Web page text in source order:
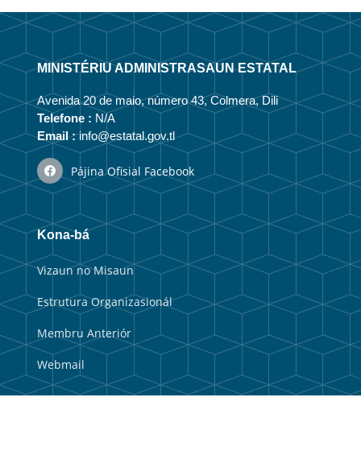
MINISTÉRIU ADMINISTRASAUN ESTATAL
Avenida 20 de maio, número 43, Colmera, Dili
Telefone : N/A
Email :info@estatal.gov.tl
Pájina Ofisial Facebook
Kona-bá
Vizaun no Misaun
Estrutura Organizasionál
Membru Anteriór
Webmail